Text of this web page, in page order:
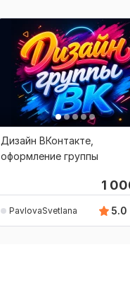
Дизайн ВКонтакте,
оформление группы
1
PavlovaSvetlana 5.0